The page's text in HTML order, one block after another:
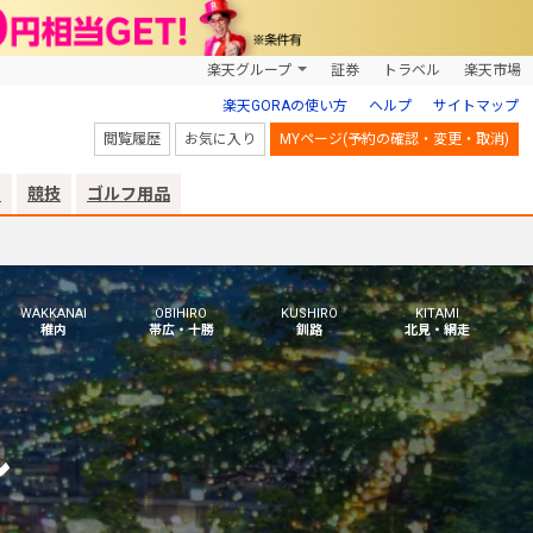
楽天グループ 証券 トラベル 楽天市場
楽天GORAの使い方 ヘルプ サイトマップ
閲覧履歴 お気に入り MYページ(予約の確認・変更・取消)
競技 ゴルフ用品
WAKKANAI
稚内
OBIHIRO
帯広・十勝
KUSHIRO
釧路
KITAMI
北見・網走